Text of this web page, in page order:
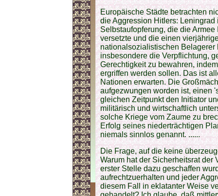
Europäische Städte betrachten
die Aggression Hitlers: Leningrad
Selbstaufopferung, die die
versetzte und die einen
nationalsozialistischen Belagerer
insbesondere die Verpflichtung,
Gerechtigkeit zu bewahren,
ergriffen werden sollen. Das ist
Nationen erwarten. Die
aufgezwungen worden ist, einen
gleichen Zeitpunkt den Initiator
militärisch und wirtschaftlich
solche Kriege vom Zaume zu
Erfolg seines niederträchtigen
niemals sinnlos genannt. ......
Die Frage, auf die keine
Warum hat der Sicherheitsrat der
erster Stelle dazu geschaffen
aufrechtzuerhalten und jeder
diesem Fall in eklatanter Weise